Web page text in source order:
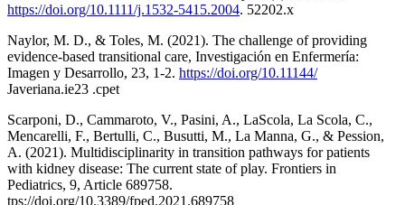
https://doi.org/10.1111/j.1532-5415.2004. 52202.x
Naylor, M. D., & Toles, M. (2021). The challenge of providing
evidence-based transitional care, Investigación en Enfermería:
Imagen y Desarrollo, 23, 1-2. https://doi.org/10.11144/
Javeriana.ie23 .cpet
Scarponi, D., Cammaroto, V., Pasini, A., LaScola, La Scola, C.,
Mencarelli, F., Bertulli, C., Busutti, M., La Manna, G., & Pession,
A. (2021). Multidisciplinarity in transition pathways for patients
with kidney disease: The current state of play. Frontiers in
Pediatrics, 9, Article 689758.
tps://doi.org/10.3389/fped.2021.689758